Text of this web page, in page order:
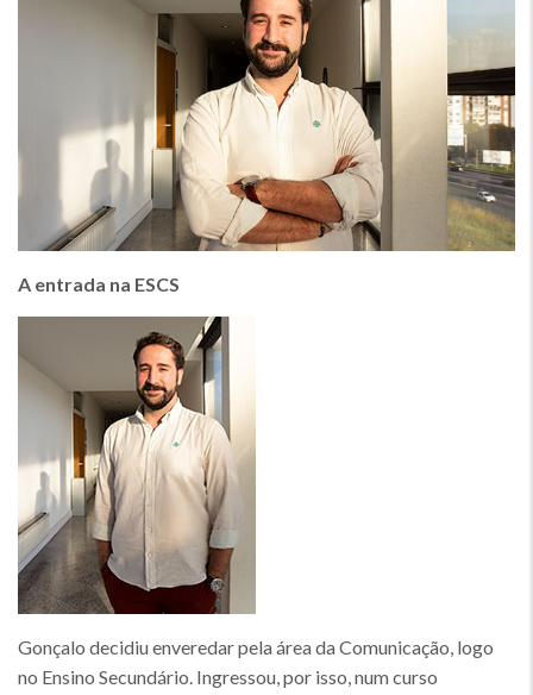
A entrada na ESCS
Gonçalo decidiu enveredar pela área da Comunicação, logo
no Ensino Secundário. Ingressou, por isso, num curso